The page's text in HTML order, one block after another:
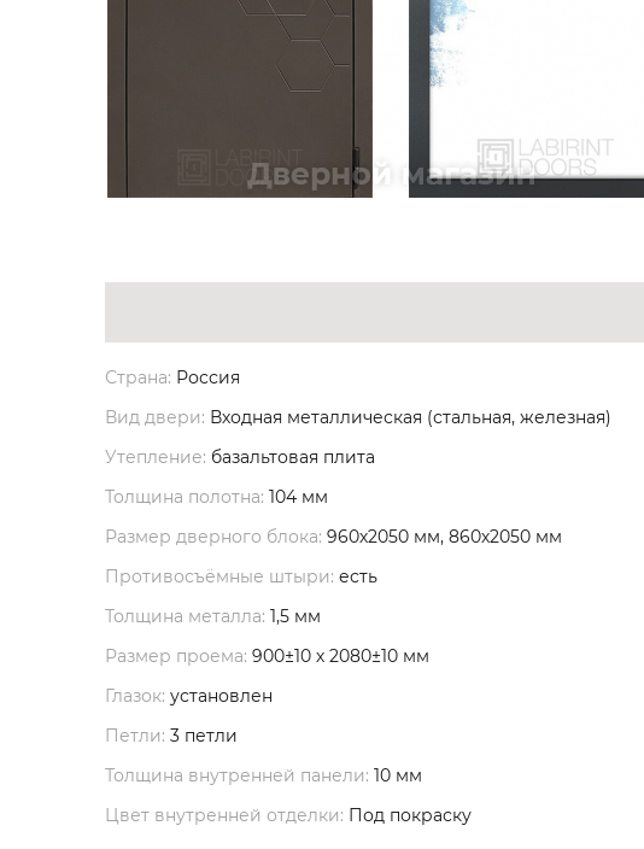
Страна: Россия
Вид двери: Входная металлическая (стальная, железная)
Утепление: базальтовая плита
Толщина полотна: 104 мм
Размер дверного блока: 960х2050 мм, 860х2050 мм
Противосъёмные штыри: есть
Толщина металла: 1,5 мм
Размер проема: 900±10 х 2080±10 мм
Глазок: установлен
Петли: 3 петли
Толщина внутренней панели: 10 мм
Цвет внутренней отделки: Под покраску